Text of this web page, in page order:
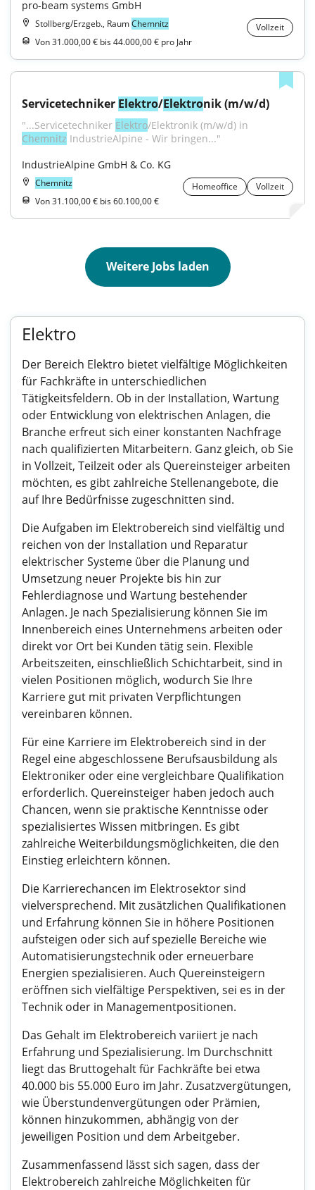
pro-beam systems GmbH
Stollberg/Erzgeb., RaumChemnitz
Vollzeit
Von 31.000,00 € bis 44.000,00 € pro Jahr
Servicetechniker Elektro/Elektronik (m/w/d)
"...Servicetechniker Elektro
Chemnitz IndustrieAlpine - Wir bringen..."
IndustrieAlpine GmbH & Co. KG
Chemnitz Homeoffice
Vollzeit
Von 31.100,00 € bis 60.100,00 €
Weitere Jobs laden
Elektro
Der Bereich Elektro bietet vielfältige Möglichkeiten
für Fachkräfte in unterschiedlichen
Tätigkeitsfeldern. Ob in der Installation, Wartung
oder Entwicklung von elektrischen Anlagen, die
Branche erfreut sich einer konstanten Nachfrage
nach qualifizierten Mitarbeitern. Ganz gleich, ob Sie
in Vollzeit, Teilzeit oder als Quereinsteiger arbeiten
möchten, es gibt zahlreiche Stellenangebote, die
auf Ihre Bedürfnisse zugeschnitten sind.
Die Aufgaben im Elektrobereich sind vielfältig und
reichen von der Installation und Reparatur
elektrischer Systeme über die Planung und
Umsetzung neuer Projekte bis hin zur
Fehlerdiagnose und Wartung bestehender
Anlagen. Je nach Spezialisierung können Sie im
Innenbereich eines Unternehmens arbeiten oder
direkt vor Ort bei Kunden tätig sein. Flexible
Arbeitszeiten, einschließlich Schichtarbeit, sind in
vielen Positionen möglich, wodurch Sie Ihre
Karriere gut mit privaten Verpflichtungen
vereinbaren können.
Für eine Karriere im Elektrobereich sind in der
Regel eine abgeschlossene Berufsausbildung als
Elektroniker oder eine vergleichbare Qualifikation
erforderlich. Quereinsteiger haben jedoch auch
Chancen, wenn sie praktische Kenntnisse oder
spezialisiertes Wissen mitbringen. Es gibt
zahlreiche Weiterbildungsmöglichkeiten, die den
Einstieg erleichtern können.
Die Karrierechancen im Elektrosektor sind
vielversprechend. Mit zusätzlichen Qualifikationen
und Erfahrung können Sie in höhere Positionen
aufsteigen oder sich auf spezielle Bereiche wie
Automatisierungstechnik oder erneuerbare
Energien spezialisieren. Auch Quereinsteigern
eröffnen sich vielfältige Perspektiven, sei es in der
Technik oder in Managementpositionen.
Das Gehalt im Elektrobereich variiert je nach
Erfahrung und Spezialisierung. Im Durchschnitt
liegt das Bruttogehalt für Fachkräfte bei etwa
40.000 bis 55.000 Euro im Jahr. Zusatzvergütungen,
wie Überstundenvergütungen oder Prämien,
können hinzukommen, abhängig von der
jeweiligen Position und dem Arbeitgeber.
Zusammenfassend lässt sich sagen, dass der
Elektrobereich zahlreiche Möglichkeiten für